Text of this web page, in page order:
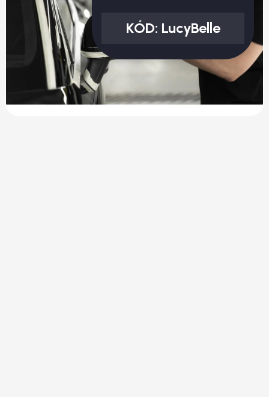
KÓD: LucyBelle